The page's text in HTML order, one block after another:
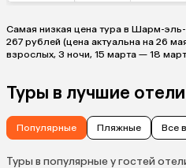
Самая низкая цена тура в Шарм-
267 рублей (цена актуальна на 26
взрослых, 3 ночи, 15 марта — 18
Туры в лучшие
Популярные Пляжные Все
Туры в популярные у гостей